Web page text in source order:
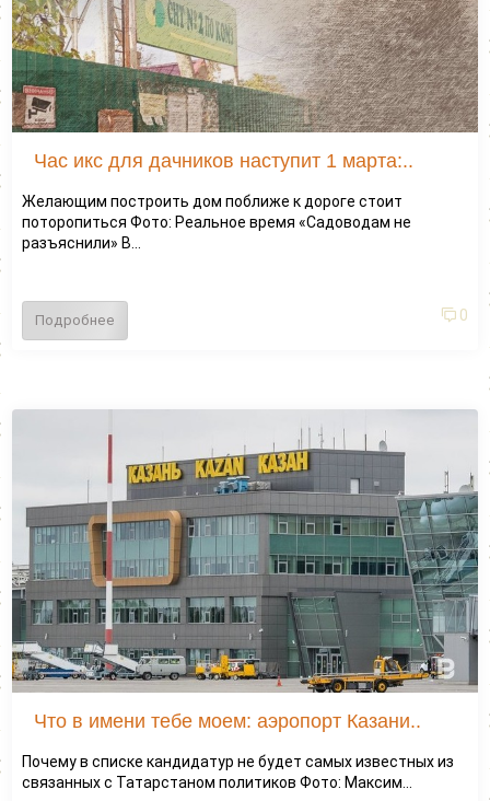
Час икс для дачников наступит 1 марта:..
Желающим построить дом поближе к дороге стоит
поторопиться Фото: Реальное время «Садоводам не
разъяснили» В...
Подробнее 0
Что в имени тебе моем: аэропорт Казани..
Почему в списке кандидатур не будет самых известных из
связанных с Татарстаном политиков Фото: Максим...